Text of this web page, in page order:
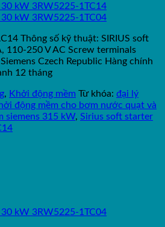
Thông số kỹ thuật: SIRIUS soft
110-250 V AC Screw terminals
Czech Republic Hàng chính
12 tháng
, Khởi động mềm Từ khóa: đại lý
động mềm cho bơm nước quạt và
siemens 315 kW, Sirius soft starter